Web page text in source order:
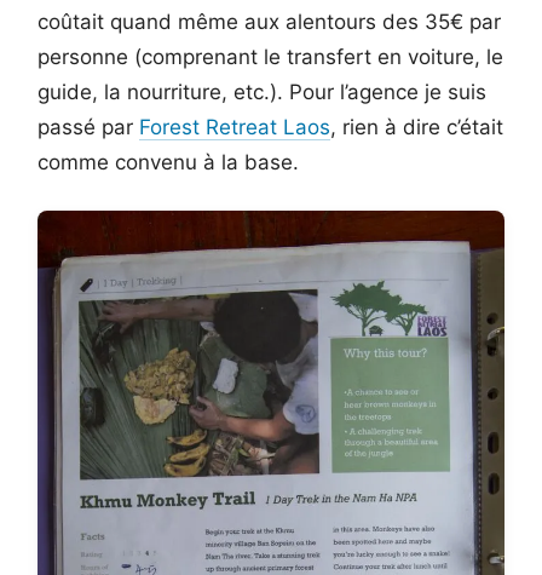
coûtait quand même aux alentours des 35€ par
personne (comprenant le transfert en voiture, le
guide, la nourriture, etc.). Pour l’agence je suis
passé par Forest Retreat Laos, rien à dire c’était
comme convenu à la base.